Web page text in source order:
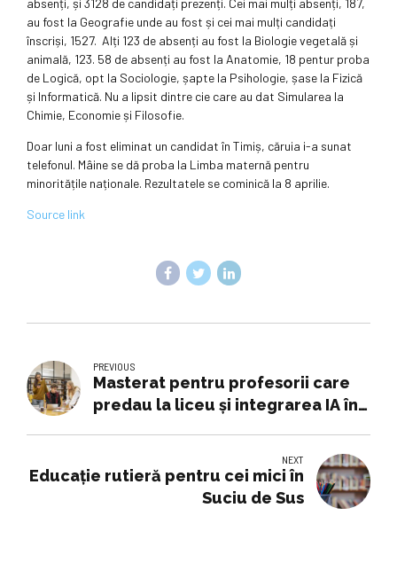
absenți, și 3128 de candidați prezenți. Cei mai mulți absenți, 187,
au fost la Geografie unde au fost și cei mai mulți candidați
înscriși, 1527. Alți 123 de absenți au fost la Biologie vegetală și
animală, 123. 58 de absenți au fost la Anatomie, 18 pentur proba
de Logică, opt la Sociologie, șapte la Psihologie, șase la Fizică
și Informatică. Nu a lipsit dintre cie care au dat Simularea la
Chimie, Economie și Filosofie.
Doar luni a fost eliminat un candidat în Timiș, căruia i-a sunat
telefonul. Mâine se dă proba la Limba maternă pentru
minoritățile naționale. Rezultatele se cominică la 8 aprilie.
Source link
PREVIOUS
Masterat pentru profesorii care
predau la liceu și integrarea IA în
NEXT
Educație rutieră pentru cei mici în
Suciu de Sus